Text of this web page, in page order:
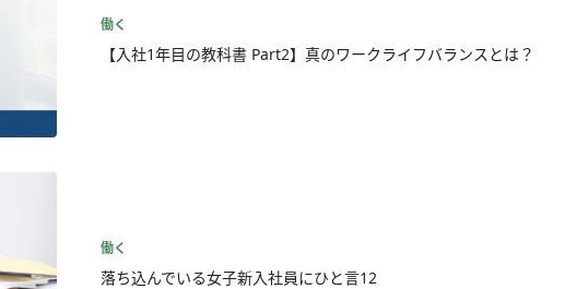
働く
【入社1年目の教科書 Part2】真のワークライフバランスとは？
働く
落ち込んでいる女子新入社員にひと言12